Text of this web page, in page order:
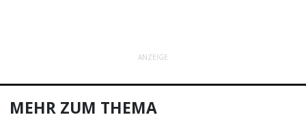
ANZEIGE
MEHR ZUM THEMA